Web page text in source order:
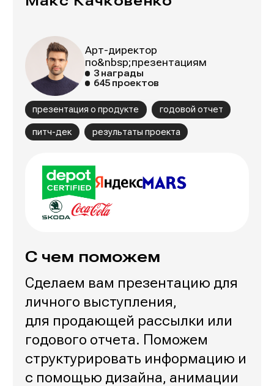
Арт-директор
по&nbsp;презентациям
3 награды
645 проектов
презентация о продукте годовой отчет
питч-дек результаты проекта
С чем поможем
Сделаем вам презентацию для
личного выступления,
для продающей рассылки или
годового отчета. Поможем
структурировать информацию и
с помощью дизайна, анимации